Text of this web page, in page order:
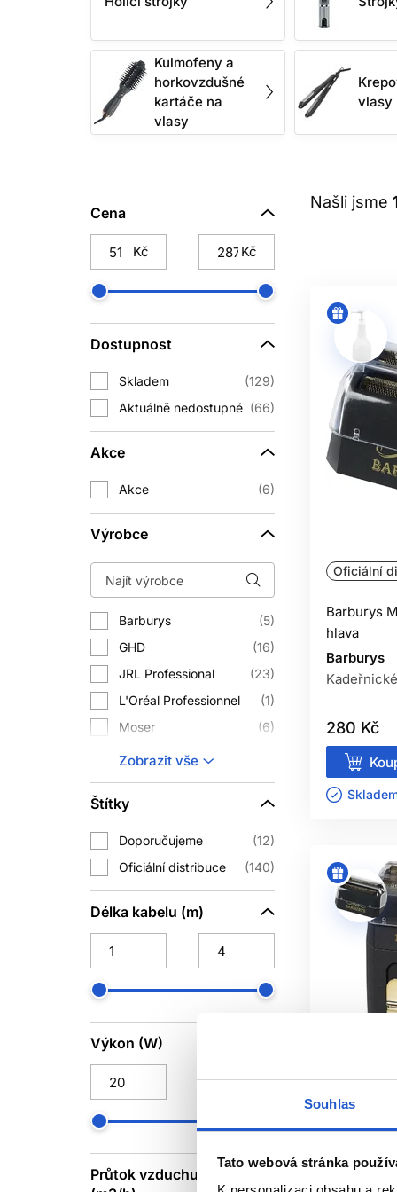
Souhlas
Tato webová stránka
Čepele musí být čisté, správně
Akumulátorové zařízení poskytuje
Zařízení používejte v suchém
se tělem. Horké nástroje ukládejte
V salonu zohledněte i dezinfekční
Tepelná ochrana může snížit tření
poškozené vlasy potřebují
Porovnávejte parametry, které
Velké množství nástavců nemá
Praktický je model s
JAKÝ
Strojek zpracovává
Ne. Cílem je
Kulmofeny a
horkovzdušné
kartáče na
vlasy
vlasy
Cena
Kč Kč
Dostupnost
Skladem
129
Aktuálně nedostupné
66
Akce
Akce 6
Výrobce
Barburys
5
GHD
16
JRL Professional
23
L'Oréal Professionnel
1
Moser
6
Revlon
Sibel
37
Ultron
78
Wahl
25
Wella Professionals
3
Zobrazit vše
Štítky
Doporučujeme
12
Oficiální distribuce
140
Délka kabelu (m)
Výkon (W)
Průtok vzduchu
Našli jsme
Oficiální
Barburys
hlava
Barburys
280 Kč
Skladem
Barburys